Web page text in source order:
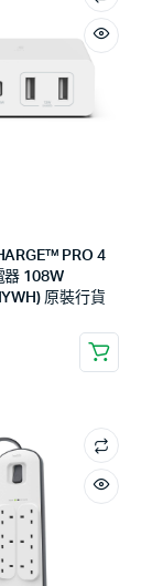
PRO 4
器 108W
原裝行貨